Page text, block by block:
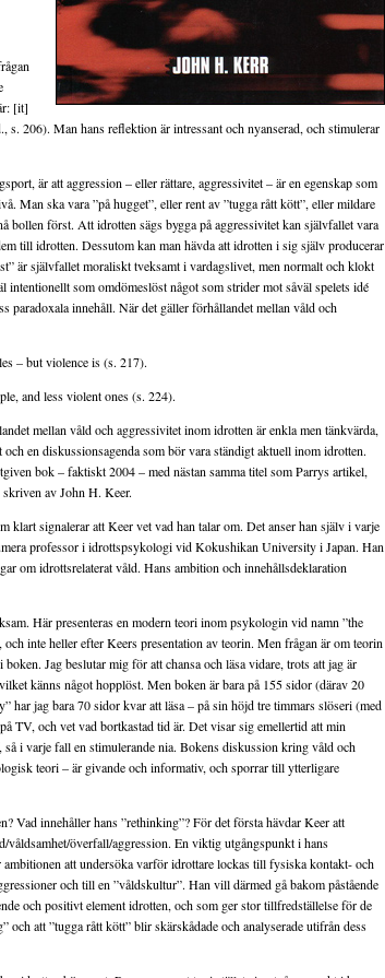
[it]
206). Man hans reflektion är intressant och nyanserad, och stimulerar
är att aggression – eller rättare, aggressivitet – är en egenskap som
Man ska vara ”på hugget”, eller rent av ”tugga rått kött”, eller mildare
bollen först. Att idrotten sägs bygga på aggressivitet kan självfallet vara
till idrotten. Dessutom kan man hävda att idrotten i sig själv producerar
är självfallet moraliskt tveksamt i vardagslivet, men normalt och klokt
intentionellt som omdömeslöst något som strider mot såväl spelets idé
paradoxala innehåll. När det gäller förhållandet mellan våld och
– but violence is (s. 217).
and less violent ones (s. 224).
mellan våld och aggressivitet inom idrotten är enkla men tänkvärda,
en diskussionsagenda som bör vara ständigt aktuell inom idrotten.
bok – faktiskt 2004 – med nästan samma titel som Parrys artikel,
skriven av John H. Keer.
klart signalerar att Keer vet vad han talar om. Det anser han själv i varje
professor i idrottspsykologi vid Kokushikan University i Japan. Han
om idrottsrelaterat våld. Hans ambition och innehållsdeklaration
Här presenteras en modern teori inom psykologin vid namn ”the
inte heller efter Keers presentation av teorin. Men frågan är om teorin
Jag beslutar mig för att chansa och läsa vidare, trots att jag är
känns något hopplöst. Men boken är bara på 155 sidor (därav 20
har jag bara 70 sidor kvar att läsa – på sin höjd tre timmars slöseri (med
TV, och vet vad bortkastad tid är. Det visar sig emellertid att min
i varje fall en stimulerande nia. Bokens diskussion kring våld och
teori – är givande och informativ, och sporrar till ytterligare
Vad innehåller hans ”rethinking”? För det första hävdar Keer att
överfall/aggression. En viktig utgångspunkt i hans
att undersöka varför idrottare lockas till fysiska kontakt- och
och till en ”våldskultur”. Han vill därmed gå bakom påstående
och positivt element idrotten, och som ger stor tillfredställelse för de
och att ”tugga rått kött” blir skärskådade och analyserade utifrån dess